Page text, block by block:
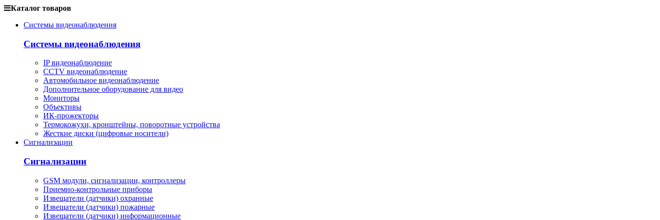
Каталог товаров
Системы видеонаблюдения
Системы видеонаблюдения
IP видеонаблюдение
CCTV видеонаблюдение
Автомобильное видеонаблюдение
Дополнительное оборудование для видео
Мониторы
Объективы
ИК-прожекторы
Термокожухи, кронштейны, поворотные устройства
Жесткие диски (цифровые носители)
Сигнализации
Сигнализации
GSM модули, сигнализации, контроллеры
Приемно-контрольные приборы
Извещатели (датчики) охранные
Извещатели (датчики) пожарные
Извещатели (датчики) информационные